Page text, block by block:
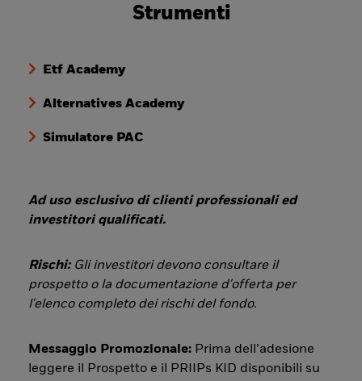
Strumenti
Etf Academy
Alternatives Academy
Simulatore PAC
Ad uso esclusivo di clienti professionali ed
investitori qualificati.
Rischi: Gli investitori devono consultare il
prospetto o la documentazione d'offerta per
l'elenco completo dei rischi del fondo.
Messaggio Promozionale: Prima dell’adesione
leggere il Prospetto e il PRIIPs KID disponibili su